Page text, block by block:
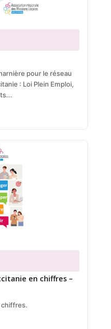
pour le réseau
: Loi Plein Emploi,
en chiffres –
chiffres.